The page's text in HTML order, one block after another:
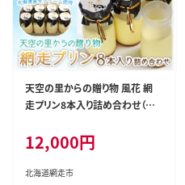
天空の里からの贈り物 風花 網
走プリン8本入り詰め合わせ（網
12,000円
北海道網走市